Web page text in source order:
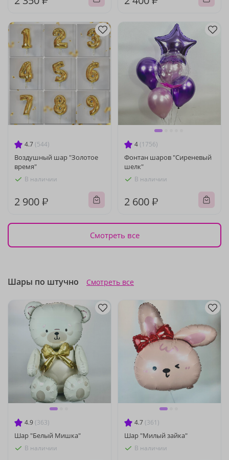
4.7 (544)
Воздушный шар "Золотое
время"
В наличии
2 900 ₽
4 (1756)
Фонтан шаров "Сиреневый
шелк"
В наличии
2 600 ₽
Смотреть все
Шары по штучно Смотреть все
4.9 (363)
Шар "Белый Мишка"
В наличии
4.7 (361)
Шар "Милый зайка"
В наличии